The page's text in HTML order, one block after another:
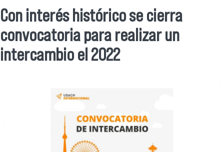
Se encuentra usted aquí
Con interés histórico se cierra
convocatoria para realizar un
intercambio el 2022